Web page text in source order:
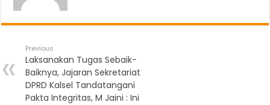
Previous
Laksanakan Tugas Sebaik-
Baiknya, Jajaran Sekretariat
DPRD Kalsel Tandatangani
Pakta Integritas, M Jaini : Ini